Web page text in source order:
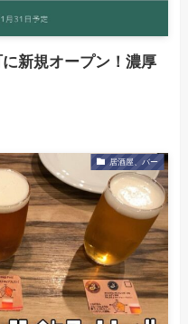
新規オープン！濃厚
居酒屋、バー